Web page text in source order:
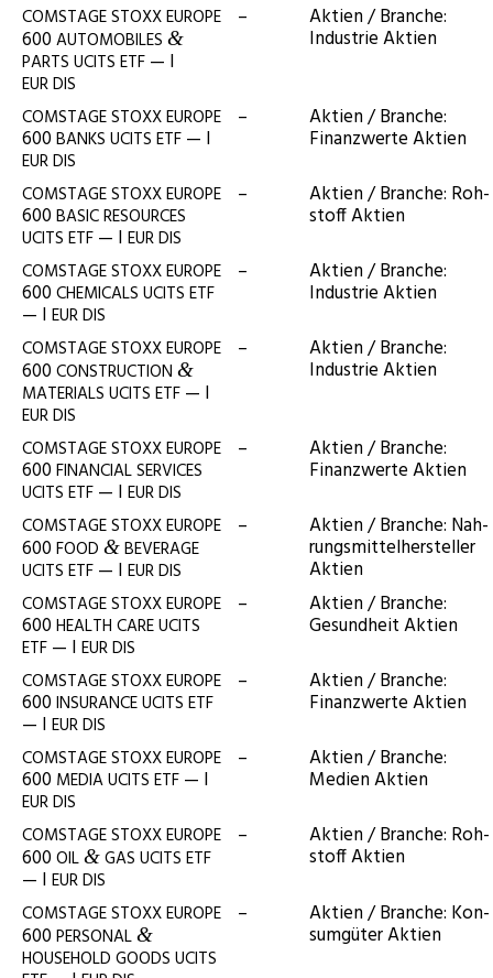
COMSTAGESTOXXEUROPE
600 AUTOMOBILES &
PARTS UCITS ETF — I
EURDIS
– Akti­en / Bran­che:
Indus­trie Aktien
COMSTAGESTOXXEUROPE
600 BANKS UCITS ETF — I
EURDIS
– Akti­en / Bran­che:
Finanz­wer­te Aktien
COMSTAGESTOXXEUROPE
600 BASICRESOURCES
UCITS ETF — I EURDIS
– Akti­en / Bran­che: Roh­
stoff Aktien
COMSTAGESTOXXEUROPE
600 CHEMICALS UCITS ETF
— I EURDIS
– Akti­en / Bran­che:
Indus­trie Aktien
COMSTAGESTOXXEUROPE
600 CONSTRUCTION &
MATERIALS UCITS ETF — I
EURDIS
– Akti­en / Bran­che:
Indus­trie Aktien
COMSTAGESTOXXEUROPE
600 FINANCIALSERVICES
UCITS ETF — I EURDIS
– Akti­en / Bran­che:
Finanz­wer­te Aktien
COMSTAGESTOXXEUROPE
600 FOOD &BEVERAGE
UCITS ETF — I EURDIS
– Akti­en / Bran­che: Nah­
rungs­mit­tel­her­stel­ler
Aktien
COMSTAGESTOXXEUROPE
600 HEALTH CAREUCITS
ETF — I EURDIS
– Akti­en / Bran­che:
Gesund­heit Aktien
COMSTAGESTOXXEUROPE
600 INSURANCEUCITS ETF
— I EURDIS
– Akti­en / Bran­che:
Finanz­wer­te Aktien
COMSTAGESTOXXEUROPE
600 MEDIAUCITS ETF — I
EURDIS
– Akti­en / Bran­che:
Medi­en Aktien
COMSTAGESTOXXEUROPE
600 OIL&GAS UCITS ETF
— I EURDIS
– Akti­en / Bran­che: Roh­
stoff Aktien
COMSTAGESTOXXEUROPE
600 PERSONAL&
HOUSEHOLD GOODS UCITS
– Akti­en / Bran­che: Kon­
sum­gü­ter Aktien